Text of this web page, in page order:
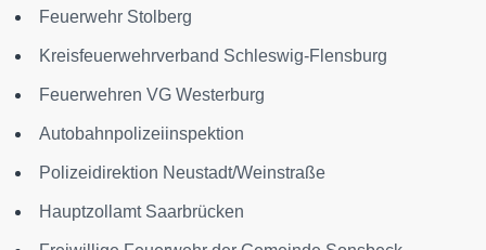
Feuerwehr Stolberg
Kreisfeuerwehrverband Schleswig-Flensburg
Feuerwehren VG Westerburg
Autobahnpolizeiinspektion
Polizeidirektion Neustadt/Weinstraße
Hauptzollamt Saarbrücken